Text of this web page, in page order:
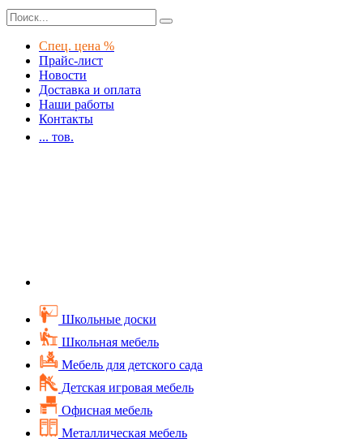
Спец. цена %
Прайс-лист
Новости
Доставка и оплата
Наши работы
Контакты
... тов.
Школьные доски
Школьная мебель
Мебель для детского сада
Детская игровая мебель
Офисная мебель
Металлическая мебель